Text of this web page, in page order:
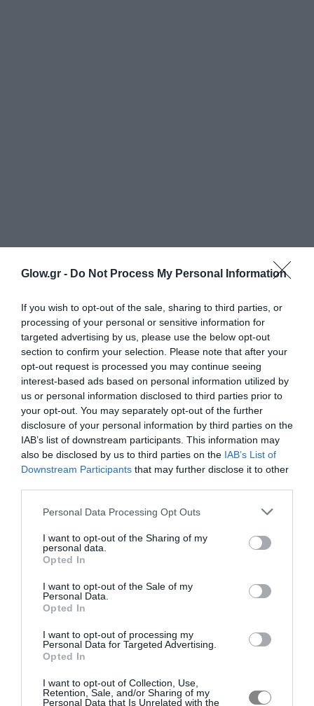
Glow.gr - Do Not Process My Personal Information
If you wish to opt-out of the sale, sharing to third parties, or
processing of your personal or sensitive information for
targeted advertising by us, please use the below opt-out
section to confirm your selection. Please note that after your
opt-out request is processed you may continue seeing
interest-based ads based on personal information utilized by
us or personal information disclosed to third parties prior to
your opt-out. You may separately opt-out of the further
disclosure of your personal information by third parties on the
IAB’s list of downstream participants. This information may
also be disclosed by us to third parties on the IAB’s List of
Downstream Participants that may further disclose it to other
Personal Data Processing Opt Outs
I want to opt-out of the Sharing of my
personal data.
Opted In
I want to opt-out of the Sale of my
Personal Data.
Opted In
I want to opt-out of processing my
Personal Data for Targeted Advertising.
Opted In
I want to opt-out of Collection, Use,
Retention, Sale, and/or Sharing of my
Personal Data that Is Unrelated with the